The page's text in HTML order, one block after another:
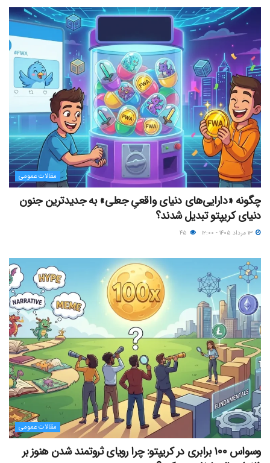
مقالات عمومی
چگونه «دارایی‌های دنیای واقعیِ جعلی» به جدیدترین جنون
دنیای کریپتو تبدیل شدند؟
مقالات عمومی
وسواس ۱۰۰ برابری در کریپتو: چرا رویای ثروتمند شدن هنوز بر